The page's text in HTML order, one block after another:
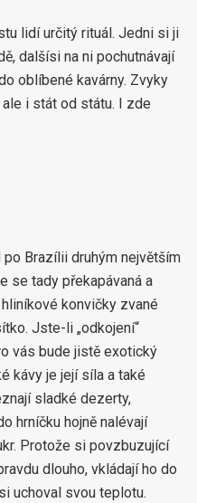
lidí určitý rituál. Jedni si ji
dalšísi na ni pochutnávají
oblíbené kavárny. Zvyky
i stát od státu. I zde
Brazílii druhým největším
se tady překapávaná a
konvičky zvané
Jste-li „odkojení“
vás bude jistě exotický
kávy je její síla a také
sladké dezerty,
hrníčku hojně nalévají
Protože si povzbuzující
dlouho, vkládají ho do
uchoval svou teplotu.